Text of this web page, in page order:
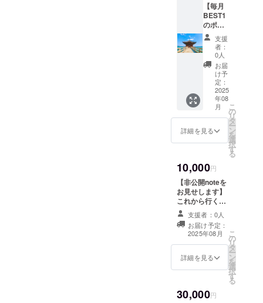
【毎月
BEST1
のポス
トカー
ド】そ
の月内
で実際
に行っ
て目で
見て肌
で感じ
て良
かった
場所の
ポスト
カード
半年
間、毎
月末に
メール
でお送
りしま
す
支援
者：
0人
お届
け予
定：
2025
年08
月
詳細を見る
こ
の
リ
タ
ー
ン
を
選
択
す
る
10,000円
【非公開noteを
お見せします】
これから行く予
定の場所が書い
てある非公開ス
ケジュールノー
トを支援者様限
定で公開します
支援者：0人
お届け予定：
2025年08月
詳細を見る
こ
の
リ
タ
ー
ン
を
選
択
す
る
30,000円